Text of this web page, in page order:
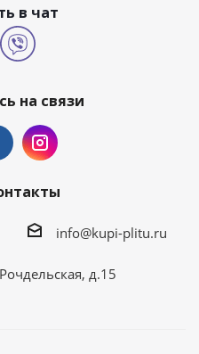
в чат
на связи
info@kupi-plitu.ru
д.15